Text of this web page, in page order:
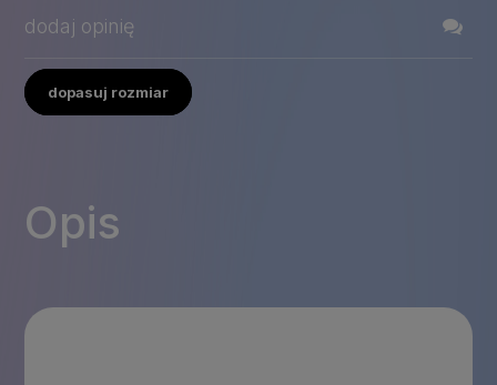
dodaj opinię
dopasuj rozmiar
Opis